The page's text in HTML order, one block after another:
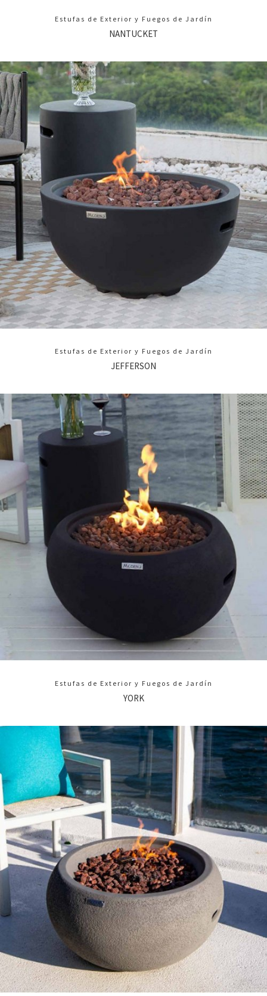
Estufas de Exterior y Fuegos de Jardín
NANTUCKET
Estufas de Exterior y Fuegos de Jardín
JEFFERSON
Estufas de Exterior y Fuegos de Jardín
YORK